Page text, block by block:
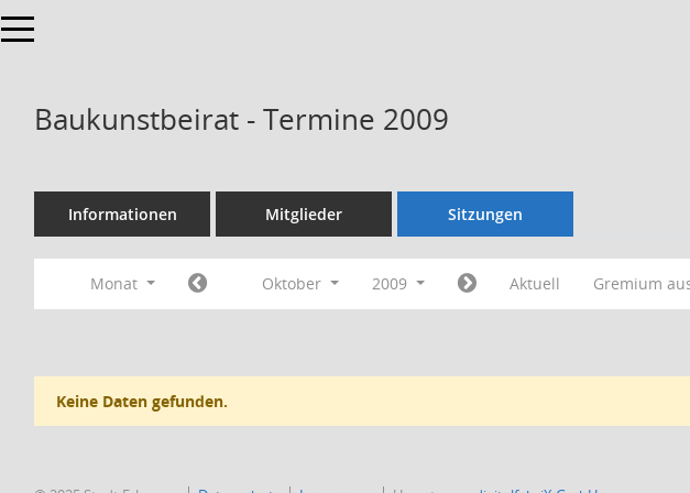
Toggle navigation
Baukunstbeirat - Termine 2009
Informationen Mitglieder Sitzungen
Monat Oktober 2009 Aktuell Gremium
Keine Daten gefunden.